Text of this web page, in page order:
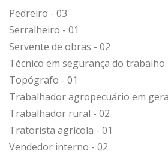
Pedreiro - 03
Serralheiro - 01
Servente de obras - 02
Técnico em segurança do trabalho
Topógrafo - 01
Trabalhador agropecuário em
Trabalhador rural - 02
Tratorista agrícola - 01
Vendedor interno - 02